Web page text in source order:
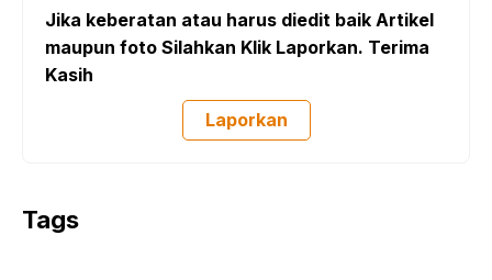
Jika keberatan atau harus diedit baik Artikel
maupun foto Silahkan Klik Laporkan. Terima
Kasih
Laporkan
Tags